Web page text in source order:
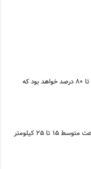
رطوبت نسبی هوا فردا در بیشتر مناطق بین ۶۰ تا ۸۰ درصد خواهد بود که
جهت باد فردا عمدتاً از سمت شمال غربی با سرعت متوسط ۱۵ تا ۲۵ کیلومتر